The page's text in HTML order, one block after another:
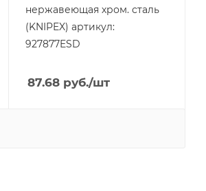
нержавеющая хром. сталь
(KNIPEX) артикул:
927877ESD
87.68 руб./шт